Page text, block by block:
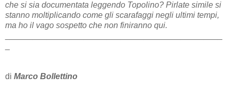
che si sia documentata leggendo Topolino? Pirlate simile si
stanno moltiplicando come gli scarafaggi negli ultimi tempi,
ma ho il vago sospetto che non finiranno qui.
di Marco Bollettino